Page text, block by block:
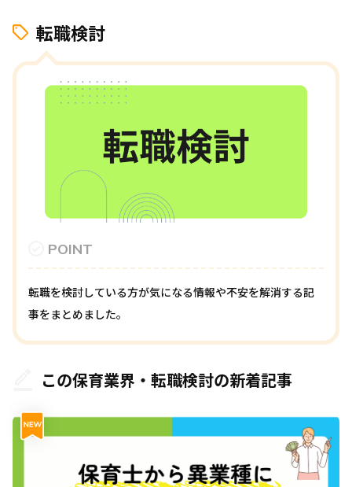
転職検討
POINT
転職を検討している方が気になる情報や不安を解消する記
事をまとめました。
この保育業界・転職検討の新着記事